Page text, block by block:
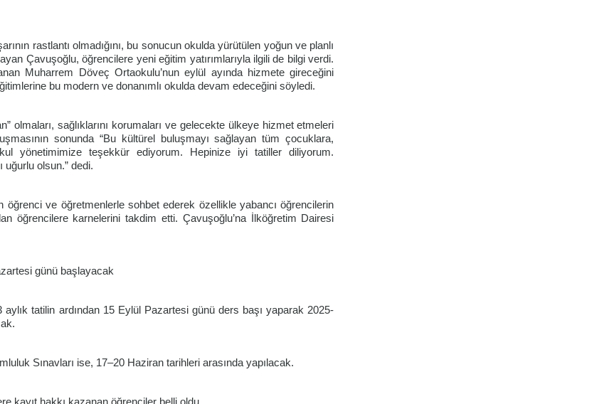
rastlantı olmadığını, bu sonucun okulda yürütülen yoğun ve planlı
Çavuşoğlu, öğrencilere yeni eğitim yatırımlarıyla ilgili de bilgi verdi.
Muharrem Döveç Ortaokulu’nun eylül ayında hizmete gireceğini
bu modern ve donanımlı okulda devam edeceğini söyledi.
olmaları, sağlıklarını korumaları ve gelecekte ülkeye hizmet etmeleri
sonunda “Bu kültürel buluşmayı sağlayan tüm çocuklara,
yönetimimize teşekkür ediyorum. Hepinize iyi tatiller diliyorum.
uğurlu olsun.” dedi.
öğrenci ve öğretmenlerle sohbet ederek özellikle yabancı öğrencilerin
öğrencilere karnelerini takdim etti. Çavuşoğlu’na İlköğretim Dairesi
günü başlayacak
tatilin ardından 15 Eylül Pazartesi günü ders başı yaparak 2025-
Sınavları ise, 17–20 Haziran tarihleri arasında yapılacak.